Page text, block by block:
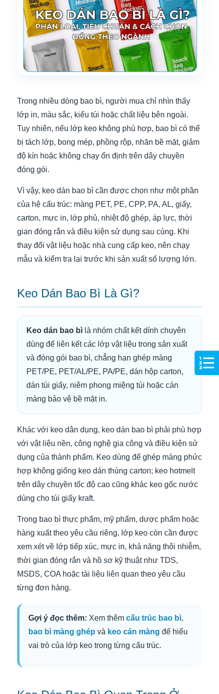
Trong nhiều dòng bao bì, người mua chỉ nhìn thấy
lớp in, màu sắc, kiểu túi hoặc chất liệu bên ngoài.
Tuy nhiên, nếu lớp keo không phù hợp, bao bì có thể
bị tách lớp, bong mép, phồng rộp, nhăn bề mặt, giảm
độ kín hoặc không chạy ổn định trên dây chuyền
đóng gói.
Vì vậy, keo dán bao bì cần được chọn như một phần
của hệ cấu trúc: màng PET, PE, CPP, PA, AL, giấy,
carton, mực in, lớp phủ, nhiệt độ ghép, áp lực, thời
gian đóng rắn và điều kiện sử dụng sau cùng. Khi
thay đổi vật liệu hoặc nhà cung cấp keo, nên chạy
mẫu và kiểm tra lại trước khi sản xuất số lượng lớn.
Keo Dán Bao Bì Là Gì?
Keo dán bao bì là nhóm chất kết dính chuyên
dùng để liên kết các lớp vật liệu trong sản xuất
và đóng gói bao bì, chẳng hạn ghép màng
PET/PE, PET/AL/PE, PA/PE, dán hộp carton,
dán túi giấy, niêm phong miệng túi hoặc cán
màng bảo vệ bề mặt in.
Khác với keo dân dụng, keo dán bao bì phải phù hợp
với vật liệu nền, công nghệ gia công và điều kiện sử
dụng của thành phẩm. Keo dùng để ghép màng phức
hợp không giống keo dán thùng carton; keo hotmelt
trên dây chuyền tốc độ cao cũng khác keo gốc nước
dùng cho túi giấy kraft.
Trong bao bì thực phẩm, mỹ phẩm, dược phẩm hoặc
hàng xuất theo yêu cầu riêng, lớp keo còn cần được
xem xét về lớp tiếp xúc, mực in, khả năng thôi nhiễm,
thời gian đóng rắn và hồ sơ kỹ thuật như TDS,
MSDS, COA hoặc tài liệu liên quan theo yêu cầu
từng đơn hàng.
Gợi ý đọc thêm: Xem thêm cấu trúc bao bì,
bao bì màng ghép và keo cán màng để hiểu
vai trò của lớp keo trong từng cấu trúc.